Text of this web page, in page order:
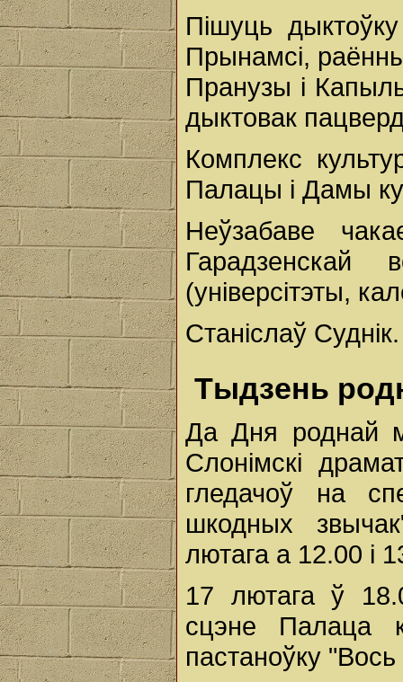
Пішуць
Прынамсі,
Пранузы і
дыктовак
Комплекс
Палацы і Дамы
Неўзабаве
Гарадзенскай
(універсітэты,
Станіслаў Суднік.
Тыдзень
Да Дня роднай
Слонімскі
гледачоў на
шкодных
лютага а 12.00 і
17 лютага ў
сцэне Палаца
пастаноўку "Вось